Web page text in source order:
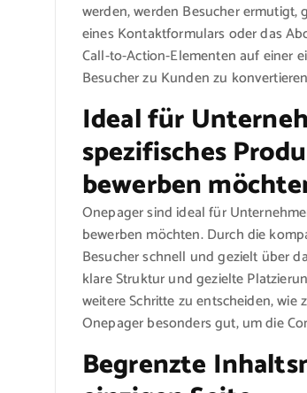
werden, werden Besucher
eines Kontaktformulars oder das
Call-to-Action-Elementen auf einer
Besucher zu Kunden zu
Ideal für
spezifisches
bewerben
Onepager sind ideal für
bewerben möchten. Durch die
Besucher schnell und gezielt über
klare Struktur und gezielte
weitere Schritte zu entscheiden,
Onepager besonders gut, um die
Begrenzte